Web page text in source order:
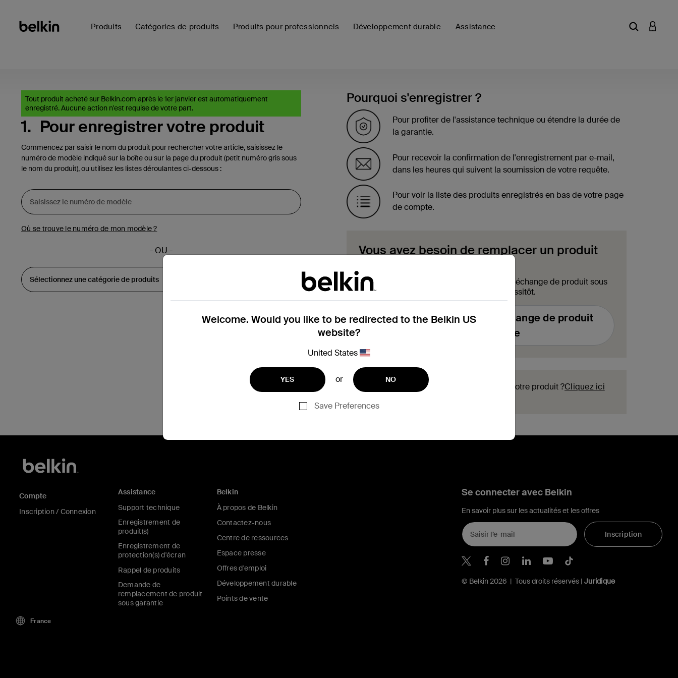
Produits Catégories de produits Produits pour professionnels Développement durable Assistance Saisir un
Tout produit acheté sur Belkin.com après le 1er janvier est automatiquement
enregistré. Aucune action n'est requise de votre part.
1. Pour enregistrer votre produit
Commencez par saisir le nom du produit pour rechercher votre article, saisissez le
numéro de modèle indiqué sur la boîte ou sur la page du produit (petit numéro gris sous
le nom du produit), ou utilisez les listes déroulantes ci-dessous :
Où se trouve le numéro de mon modèle ?
- OU -
Pourquoi s'enregistrer ?
Pour profiter de l'assistance technique ou étendre la durée de
la garantie.
Pour recevoir la confirmation de l'enregistrement par e-mail,
dans les heures qui suivent la soumission de votre requête.
Pour voir la liste des produits enregistrés en bas de votre page
de compte.
Vous avez besoin de remplacer un produit
Complétez ici le formulaire de demande d'échange de produit sous
garantie. Notre équipe vous contactera aussitôt.
Remplir un formulaire d'échange de produit
sous garantie
Vous avez besoin d'aide pour enregistrer votre produit ?Cliquez ici
Welcome. Would you like to be redirected to the Belkin US
website?
United States
YES or NO
Save Preferences
Compte
Inscription / Connexion
Assistance
Support technique
Enregistrement de
produit(s)
Enregistrement de
protection(s) d'écran
Rappel de produits
Demande de
remplacement de produit
sous garantie
Belkin
À propos de Belkin
Contactez-nous
Centre de ressources
Espace presse
Offres d'emploi
Développement durable
Points de vente
Se connecter avec Belkin
En savoir plus sur les actualités et les offres
Inscription
Belkin Twitter
Belkin Facebook
Belkin Instagram
Belkin LinkedIn
Belkin Youtube
Belkin TikTok
© Belkin 2026 | Tous droits réservés |Juridique
France